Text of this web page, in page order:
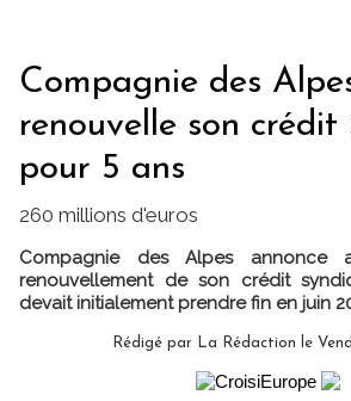
Compagnie des
renouvelle son crédit
pour 5 ans
260 millions d'euros
Compagnie des Alpes annonce
renouvellement de son crédit
devait initialement prendre fin en juin
Rédigé par La Rédaction le